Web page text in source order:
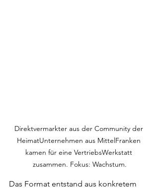
Direktvermarkter aus der Community der
HeimatUnternehmen aus MittelFranken
kamen für eine VertriebsWerkstatt
zusammen. Fokus: Wachstum.
Das Format entstand aus konkretem